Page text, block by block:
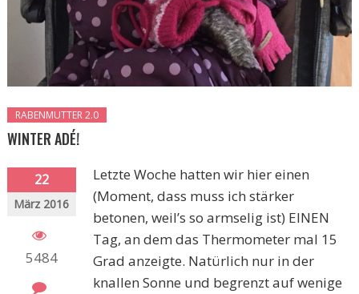
RABENMUTTER 2.0
WINTER ADÉ!
22
März 2016
5484
Letzte Woche hatten wir hier einen
(Moment, dass muss ich stärker
betonen, weil’s so armselig ist) EINEN
Tag, an dem das Thermometer mal 15
Grad anzeigte. Natürlich nur in der
knallen Sonne und begrenzt auf wenige